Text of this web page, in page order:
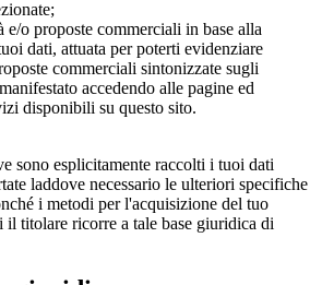
o proposte commerciali in base alla
dati, attuata per poterti evidenziare
commerciali sintonizzate sugli
accedendo alle pagine ed
disponibili su questo sito.
sono esplicitamente raccolti i tuoi dati
laddove necessario le ulteriori specifiche
i metodi per l'acquisizione del tuo
il titolare ricorre a tale base giuridica di